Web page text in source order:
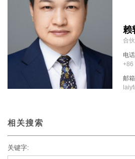
赖
合
电话
+86
邮箱
相关搜索
关键字: